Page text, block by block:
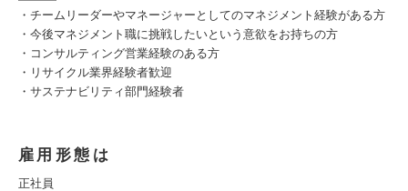
・チームリーダーやマネージャーとしてのマネジメント経験がある方
・今後マネジメント職に挑戦したいという意欲をお持ちの方
・コンサルティング営業経験のある方
・リサイクル業界経験者歓迎
・サステナビリティ部門経験者
雇用形態は
正社員